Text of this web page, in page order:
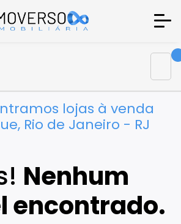
lojas à venda
Rio de Janeiro - RJ
Nenhum
encontrado.